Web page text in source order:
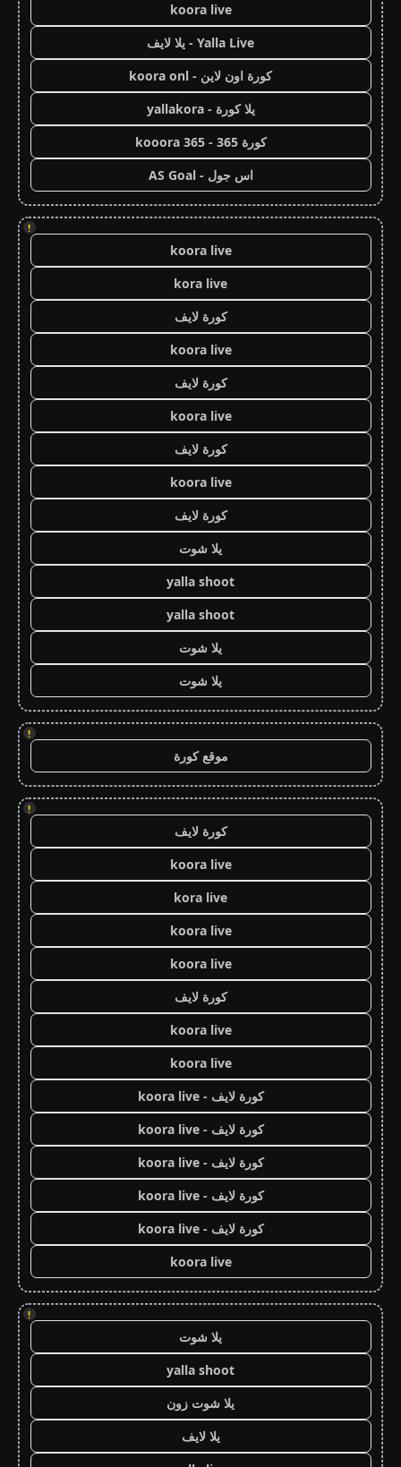
koora live
Yalla Live - يلا لايف
كورة اون لاين - koora onl
يلا كورة - yallakora
كورة 365 - kooora 365
اس جول - AS Goal
!
koora live
kora live
كورة لايف
koora live
كورة لايف
koora live
كورة لايف
koora live
كورة لايف
يلا شوت
yalla shoot
yalla shoot
يلا شوت
يلا شوت
!
موقع كورة
!
كورة لايف
koora live
kora live
koora live
koora live
كورة لايف
koora live
koora live
كورة لايف - koora live
كورة لايف - koora live
كورة لايف - koora live
كورة لايف - koora live
كورة لايف - koora live
koora live
!
يلا شوت
yalla shoot
يلا شوت زون
يلا لايف